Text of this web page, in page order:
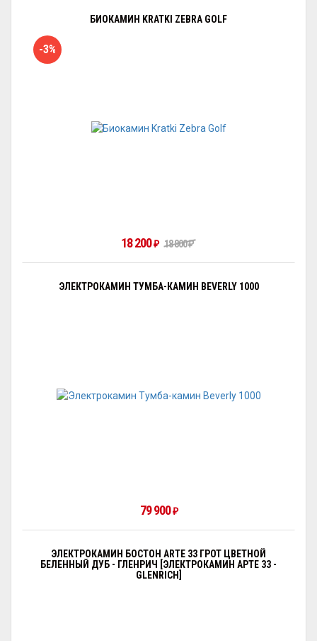
БИОКАМИН KRATKI ZEBRA GOLF
-3%
18 200₽ 18 800₽
ЭЛЕКТРОКАМИН ТУМБА-КАМИН BEVERLY 1000
79 900₽
ЭЛЕКТРОКАМИН БОСТОН ARTE 33 ГРОТ ЦВЕТНОЙ
БЕЛЕННЫЙ ДУБ - ГЛЕНРИЧ [ЭЛЕКТРОКАМИН АРТЕ 33 -
GLENRICH]